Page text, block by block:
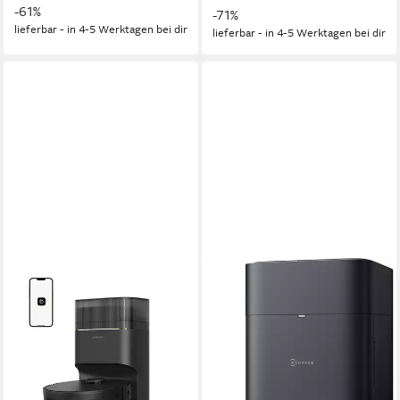
-61%
lieferbar - in 4-5 Werktagen bei dir
-71%
lieferbar - in 4-5 Werktagen bei dir